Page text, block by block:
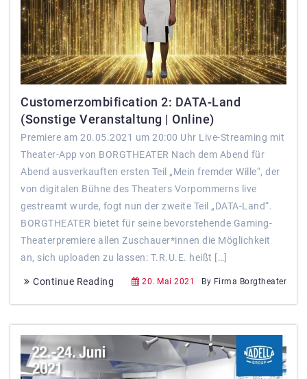
Customerzombification 2: DATA-Land
(Sonstige Veranstaltung | Online)
Premiere am 20.05.2021 um 20:00 Uhr Live-Streaming mit
Theater-App von BORGTHEATER Nach dem Abend für
Abend ausverkauften ersten Teil „Mein fremder Wille“, der
von digitalen Bühne des Theaters Vorpommerns live
gestreamt wurde, fogt nun der zweite Teil „DATA-Land“.
BORGTHEATER bietet für seine bevorstehende Gaming-
Theaterpremiere allen Zuschauer*innen die Möglichkeit
an, sich uploaden zu lassen: T.R.U.E. heißt […]
Continue Reading 20. Mai 2021 By Firma Borgtheater